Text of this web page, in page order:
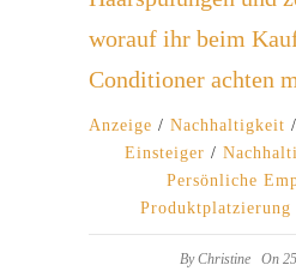
Anzeige / Nachhaltigkeit /
Einsteiger /
Persönliche
Produktplatzierung
ByChristine On